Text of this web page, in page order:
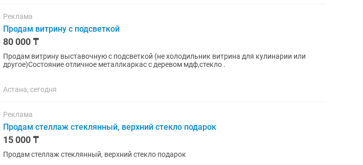
Реклама
Продам витрину с подсветкой
80 000 ₸
Продам витрину выставочную с подсветкой (не холодильник витрина для кулинарии или
другое)Состояние отличное металлкаркас с деревом мдф,стекло .
Астана, сегодня
Реклама
Продам стеллаж стеклянный, верхний стекло подарок
15 000 ₸
Продам стеллаж стеклянный, верхний стекло подарок